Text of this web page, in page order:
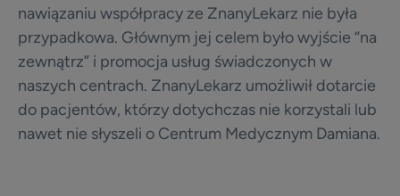
nawiązaniu współpracy ze ZnanyLekarz nie była
przypadkowa. Głównym jej celem było wyjście “na
zewnątrz” i promocja usług świadczonych w
naszych centrach. ZnanyLekarz umożliwił dotarcie
do pacjentów, którzy dotychczas nie korzystali lub
nawet nie słyszeli o Centrum Medycznym Damiana.